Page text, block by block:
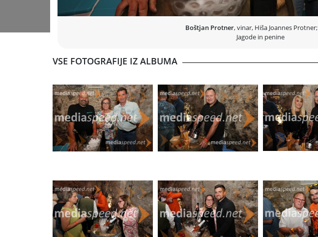
Boštjan Protner, vinar, Hiša Joannes Protner;
Jagode in penine
VSE FOTOGRAFIJE IZ ALBUMA